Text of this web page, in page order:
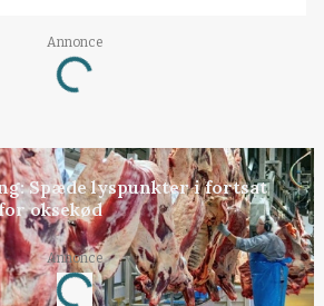
Annonce
Loading...
Spæde lyspunkter i fortsat
oksekød
Annonce
Loading...